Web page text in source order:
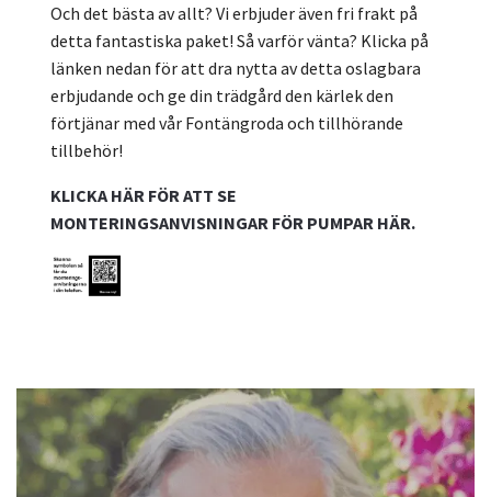
Och det bästa av allt? Vi erbjuder även fri frakt på
detta fantastiska paket! Så varför vänta? Klicka på
länken nedan för att dra nytta av detta oslagbara
erbjudande och ge din trädgård den kärlek den
förtjänar med vår Fontängroda och tillhörande
tillbehör!
KLICKA HÄR FÖR ATT SE
MONTERINGSANVISNINGAR FÖR PUMPAR HÄR.